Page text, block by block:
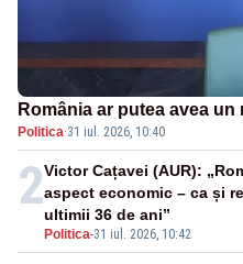
România ar putea avea
Politica·31 iul. 2026, 10:40
2
Politica-31 iul. 2026, 10:42
Victor Cațavei (AUR):
aspect economic – ca și
ultimii 36 de ani”